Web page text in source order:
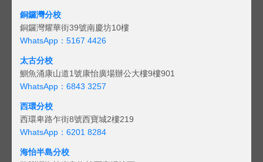
銅鑼灣分校
銅鑼灣耀華街39號南慶坊10樓
WhatsApp：5167 4426
太古分校
鰂魚涌康山道1號康怡廣場辦公大樓9樓901
WhatsApp：6843 3257
西環分校
西環卑路乍街8號西寶城2樓219
WhatsApp：6201 8284
海怡半島分校